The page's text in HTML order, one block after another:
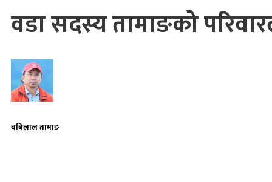
वडा सदस्य तामाङको
बबिलाल तामाङ